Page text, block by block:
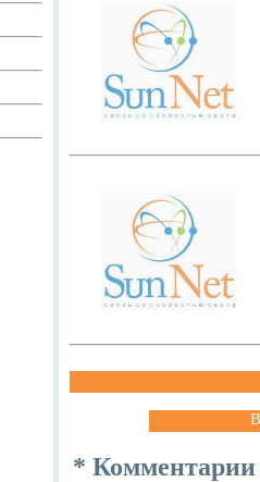
* Комментарии